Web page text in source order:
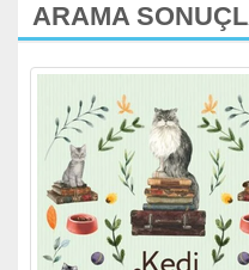
ARAMA